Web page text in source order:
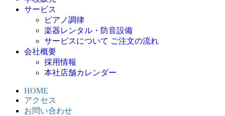
サービス
ピアノ調律
楽器レンタル・防音設備
サービスについて ご注文の流れ
会社概要
採用情報
本社店舗カレンダー
HOME
アクセス
お問い合わせ